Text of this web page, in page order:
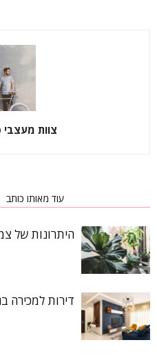
צוות מעצבי
עוד מאותו כותב
היתרונות של
דירות למכירה